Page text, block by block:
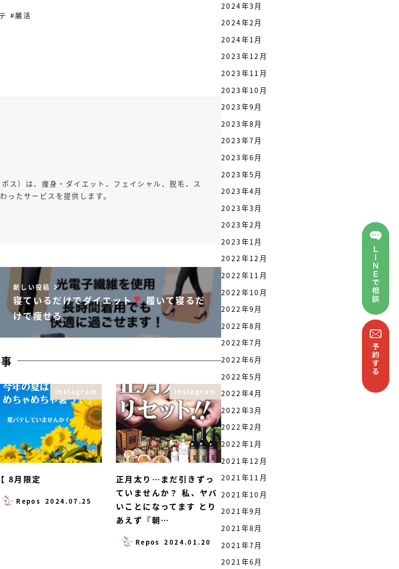
#腸活
ス）は、痩身・ダイエット、フェイシャル、脱毛、ス
ったサービスを提供します。
新しい投稿
寝ているだけでダイエット
履いて寝るだ
けで痩せる
Instagram
【 8月限定
Repos 2024.07.25
Instagram
正月太り…まだ引きずっ
ていませんか？ 私、ヤバ
いことになってます とり
あえず『朝…
Repos 2024.01.20
2024年3月
2024年2月
2024年1月
2023年12月
2023年11月
2023年10月
2023年9月
2023年8月
2023年7月
2023年6月
2023年5月
2023年4月
2023年3月
2023年2月
2023年1月
2022年12月
2022年11月
2022年10月
2022年9月
2022年8月
2022年7月
2022年6月
2022年5月
2022年4月
2022年3月
2022年2月
2022年1月
2021年12月
2021年11月
2021年10月
2021年9月
2021年8月
2021年7月
2021年6月